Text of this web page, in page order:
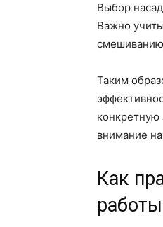
Выбор
Важно
Таким
конкретную
внимание
Как